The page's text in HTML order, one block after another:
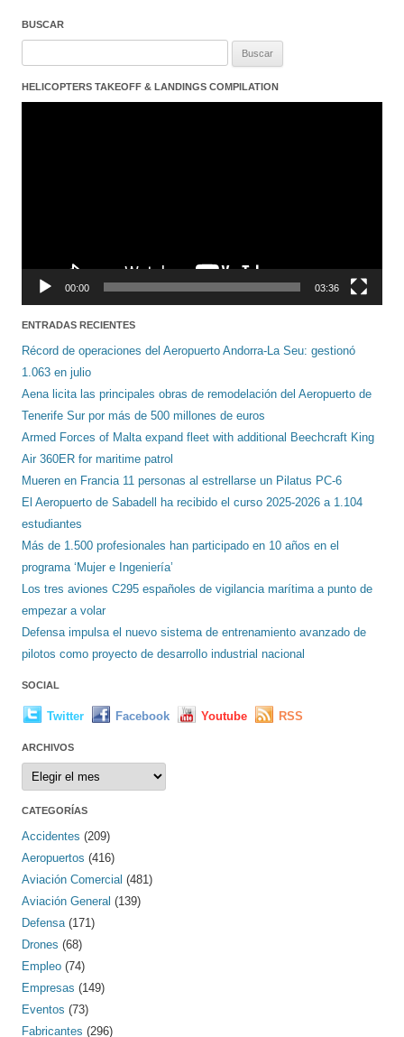
BUSCAR
HELICOPTERS TAKEOFF & LANDINGS COMPILATION
00:00 03:36
ENTRADAS RECIENTES
Récord de operaciones del Aeropuerto Andorra-La Seu: gestionó
1.063 en julio
Aena licita las principales obras de remodelación del Aeropuerto de
Tenerife Sur por más de 500 millones de euros
Armed Forces of Malta expand fleet with additional Beechcraft King
Air 360ER for maritime patrol
Mueren en Francia 11 personas al estrellarse un Pilatus PC-6
El Aeropuerto de Sabadell ha recibido el curso 2025-2026 a 1.104
estudiantes
Más de 1.500 profesionales han participado en 10 años en el
programa ‘Mujer e Ingeniería’
Los tres aviones C295 españoles de vigilancia marítima a punto de
empezar a volar
Defensa impulsa el nuevo sistema de entrenamiento avanzado de
pilotos como proyecto de desarrollo industrial nacional
SOCIAL
Twitter Facebook Youtube RSS
ARCHIVOS
Archivos
CATEGORÍAS
Accidentes (209)
Aeropuertos (416)
Aviación Comercial (481)
Aviación General (139)
Defensa (171)
Drones (68)
Empleo (74)
Empresas (149)
Eventos (73)
Fabricantes (296)